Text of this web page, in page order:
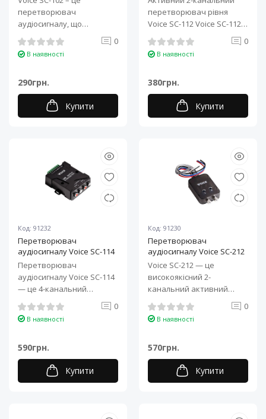
перетворювач
аудіосигналу, що
дозволяє підключити
підсилювач до штатної
магнітоли ..
0
В наявності
290грн.
Купити
перетворювач рівня
Voice SC-112 Voice SC-112
— це активний
перетворювач ауд..
0
В наявності
380грн.
Купити
Код: 91232
Перетворювач
аудіосигналу Voice SC-114
Перетворювач
аудіосигналу Voice SC-114
— це 4-канальний
активний конвертер, що
забезпечує перетворен..
0
В наявності
590грн.
Купити
Код: 91230
Перетворювач
аудіосигналу Voice SC-212
Voice SC-212 — це
високоякісний 2-
канальний активний
перетворювач рівня,
який призначений для
підклю..
0
В наявності
570грн.
Купити